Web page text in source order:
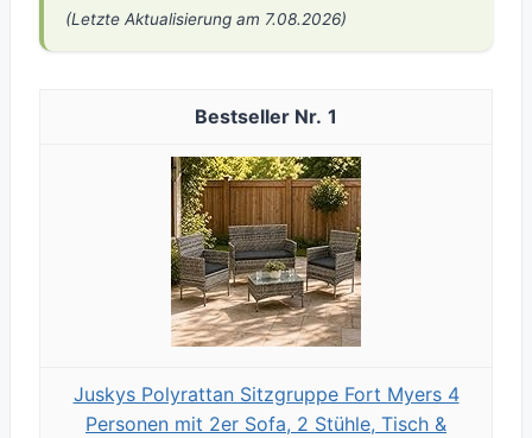
(Letzte Aktualisierung am 7.08.2026)
1
Juskys Polyrattan Sitzgruppe Fort Myers 4
Personen mit 2er Sofa, 2 Stühle, Tisch &